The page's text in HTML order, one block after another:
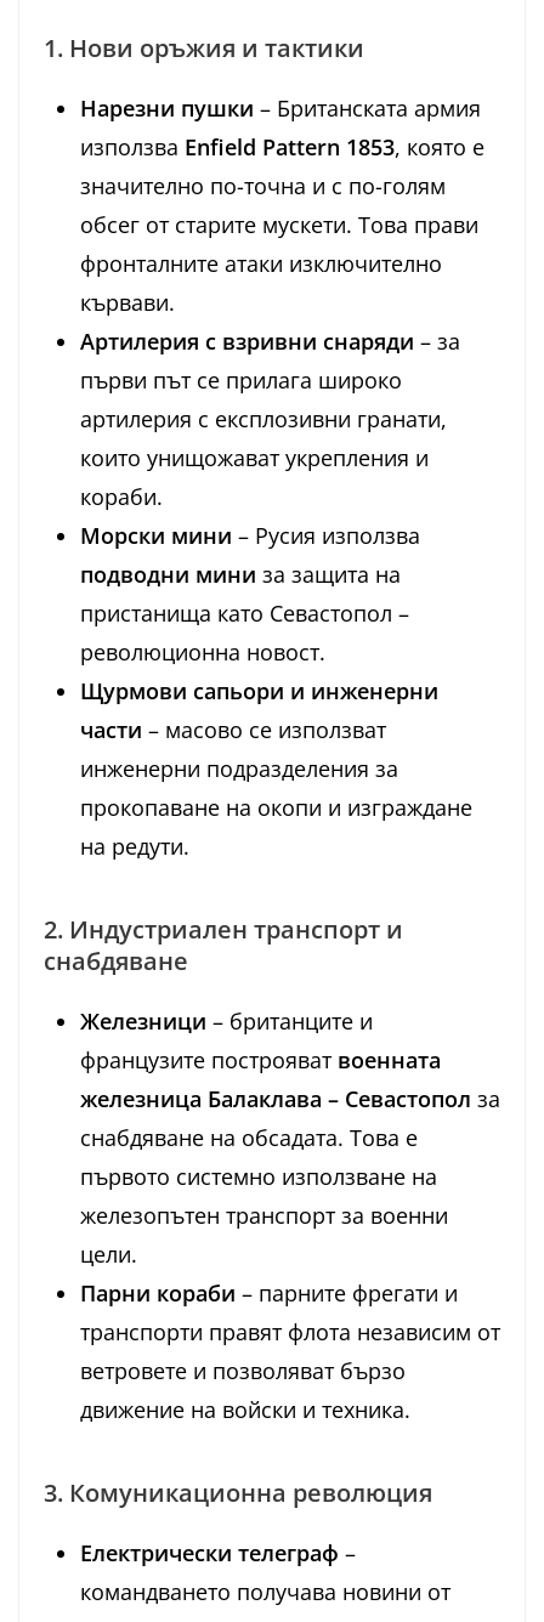
1. Нови оръжия и тактики
Нарезни пушки – Британската армия
използва Enfield Pattern 1853, която е
значително по-точна и с по-голям
обсег от старите мускети. Това прави
фронталните атаки изключително
кървави.
Артилерия с взривни снаряди – за
първи път се прилага широко
артилерия с експлозивни гранати,
които унищожават укрепления и
кораби.
Морски мини – Русия използва
подводни мини за защита на
пристанища като Севастопол –
революционна новост.
Щурмови сапьори и инженерни
части – масово се използват
инженерни подразделения за
прокопаване на окопи и изграждане
на редути.
2. Индустриален транспорт и
снабдяване
Железници – британците и
французите построяват военната
железница Балаклава – Севастопол за
снабдяване на обсадата. Това е
първото системно използване на
железопътен транспорт за военни
цели.
Парни кораби – парните фрегати и
транспорти правят флота независим от
ветровете и позволяват бързо
движение на войски и техника.
3. Комуникационна революция
Електрически телеграф –
командването получава новини от